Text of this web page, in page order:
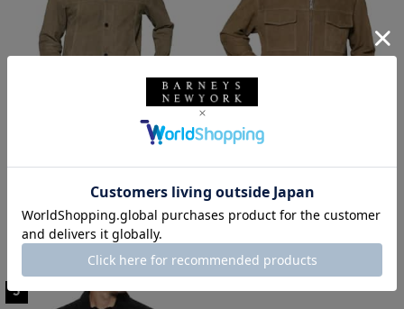
ARMA＜アルマ＞スエードトラッ
カージャケット
¥132,000
ARMA＜アルマ＞ ジップアップス
エードジャケット
colors
5